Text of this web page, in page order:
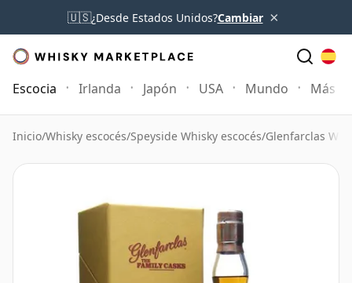
🇺🇸¿Desde Estados Unidos?Cambiar ×
Escocia Irlanda Japón USA Mundo Más
Inicio/Whisky escocés/Speyside Whisky escocés/Glenfarclas